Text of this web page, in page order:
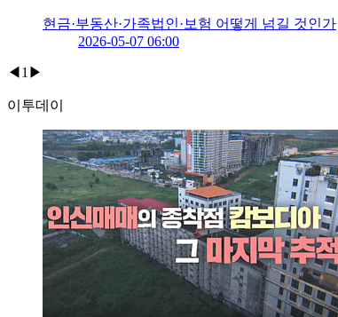
현금·부동산·가족법인·보험 어떻게 넘길 것인가
2026-05-07 06:00
◀ 1 ▶
이투데이